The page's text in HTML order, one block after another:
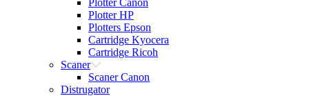
Plotter Canon
Plotter HP
Plotters Epson
Cartridge Kyocera
Cartridge Ricoh
Scaner
Scaner Canon
Distrugator